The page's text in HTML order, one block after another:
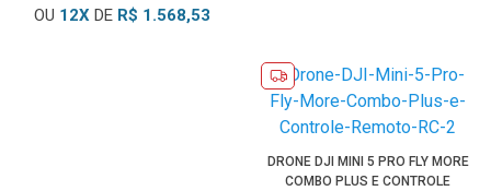
OU 12X DE R$ 1.568,53
DRONE DJI MINI 5 PRO FLY MORE
COMBO PLUS E CONTROLE